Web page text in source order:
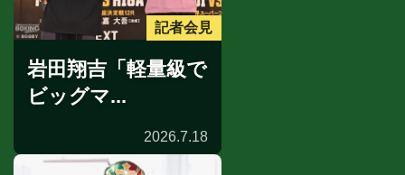
記者会見
岩田翔吉「軽量級で
ビッグマ...
2026.7.18